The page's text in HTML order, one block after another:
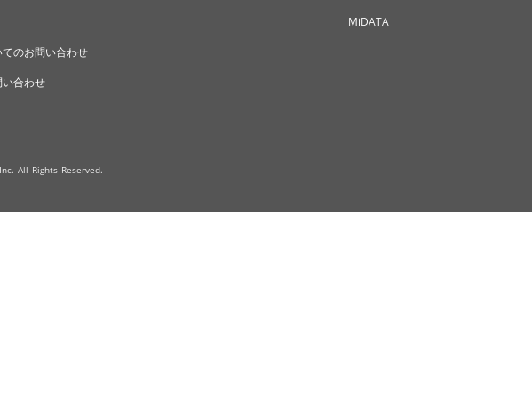
のお問い合わせ
合わせ
MiDATA
All Rights Reserved.